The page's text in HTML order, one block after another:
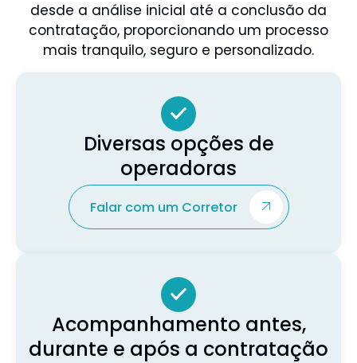
desde a análise inicial até a conclusão da
contratação, proporcionando um processo
mais tranquilo, seguro e personalizado.
Diversas opções de
operadoras
Falar com um Corretor
Acompanhamento antes,
durante e após a contratação